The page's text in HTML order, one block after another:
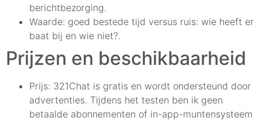
berichtbezorging.
Waarde: goed bestede tijd versus ruis: wie heeft er
baat bij en wie niet?.
Prijzen en beschikbaarheid
Prijs: 321Chat is gratis en wordt ondersteund door
advertenties. Tijdens het testen ben ik geen
betaalde abonnementen of in-app-muntensysteem